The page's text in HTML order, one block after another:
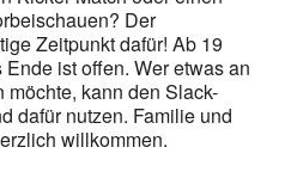
Der
Zeitpunkt dafür! Ab 19
ist offen. Wer etwas an
kann den Slack-
dafür nutzen. Familie und
willkommen.